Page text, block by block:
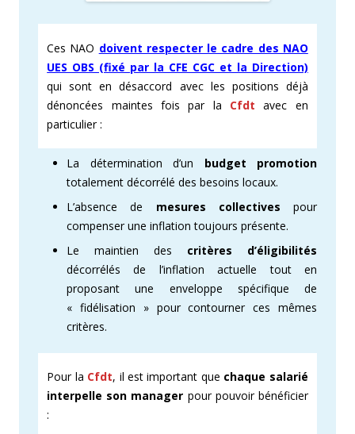
Ces NAO doivent respecter le cadre des NAO
UES OBS (fixé par la CFE CGC et la Direction)
qui sont en désaccord avec les positions déjà
dénoncées maintes fois par la Cfdtavec en
particulier :
La détermination d’un budget promotion
totalement décorrélé des besoins locaux.
L’absence de mesures collectives pour
compenser une inflation toujours présente.
Le maintien des critères d’éligibilités
décorrélés de l’inflation actuelle tout en
proposant une enveloppe spécifique de
« fidélisation » pour contourner ces mêmes
critères.
Pour la Cfdt, il est important que chaque salarié
interpelle son manager pour pouvoir bénéficier
: